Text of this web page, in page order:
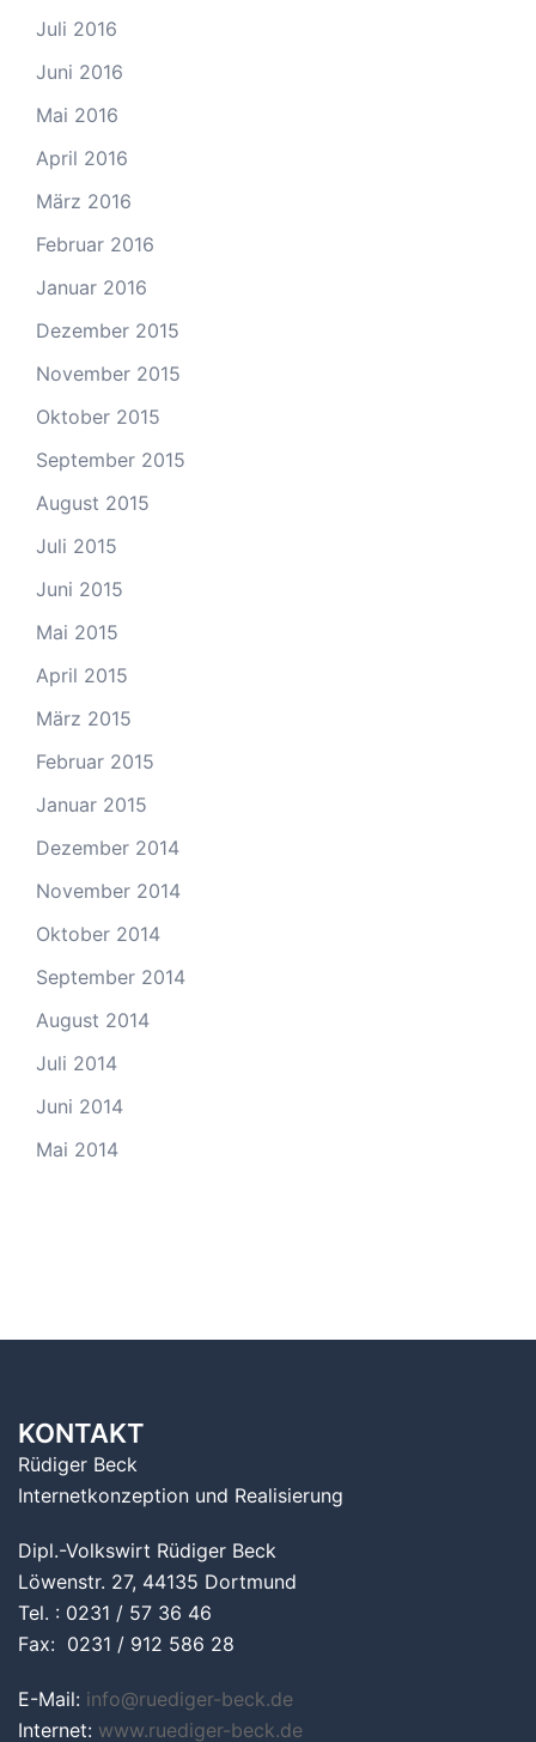
Juli 2016
Juni 2016
Mai 2016
April 2016
März 2016
Februar 2016
Januar 2016
Dezember 2015
November 2015
Oktober 2015
September 2015
August 2015
Juli 2015
Juni 2015
Mai 2015
April 2015
März 2015
Februar 2015
Januar 2015
Dezember 2014
November 2014
Oktober 2014
September 2014
August 2014
Juli 2014
Juni 2014
Mai 2014
KONTAKT
Rüdiger Beck
Internetkonzeption und Realisierung
Dipl.-Volkswirt Rüdiger Beck
Löwenstr. 27, 44135 Dortmund
Tel. : 0231 / 57 36 46
Fax: 0231 / 912 586 28
E-Mail: info@ruediger-beck.de
Internet: www.ruediger-beck.de